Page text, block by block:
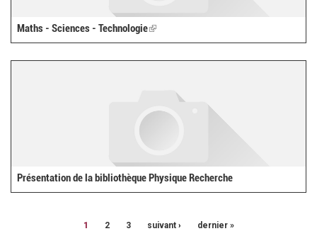
Maths - Sciences - Technologie(link
is
Présentation de la bibliothèque Physique Recherche
1 2 3 suivant › dernier »